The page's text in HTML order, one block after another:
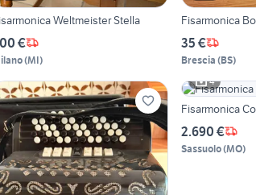
Weltmeister Stella
€
(MI)
Fisarmonica
35 €
Brescia (BS)
4
Fisarmonica
2.690 €
Sassuolo(MO)